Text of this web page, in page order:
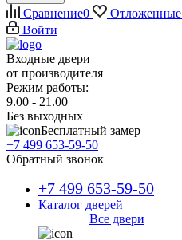
Сравнение0 Отложенные
Войти
Входные двери
от производителя
Режим работы:
9.00 - 21.00
Без выходных
Бесплатный замер
+7 499 653-59-50
Обратный звонок
+7 499 653-59-50
Каталог дверей
Все двери